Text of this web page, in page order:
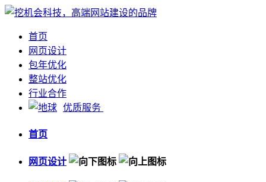
首页
网页设计
包年优化
整站优化
行业合作
优质服务
首页
网页设计